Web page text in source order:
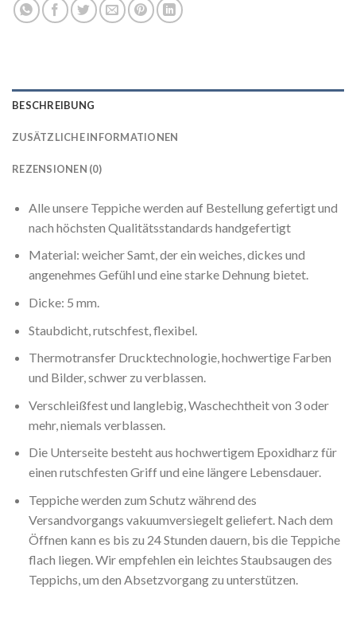
BESCHREIBUNG
ZUSÄTZLICHE INFORMATIONEN
REZENSIONEN (0)
Alle unsere Teppiche werden auf Bestellung gefertigt und
nach höchsten Qualitätsstandards handgefertigt
Material: weicher Samt, der ein weiches, dickes und
angenehmes Gefühl und eine starke Dehnung bietet.
Dicke: 5 mm.
Staubdicht, rutschfest, flexibel.
Thermotransfer Drucktechnologie, hochwertige Farben
und Bilder, schwer zu verblassen.
Verschleißfest und langlebig, Waschechtheit von 3 oder
mehr, niemals verblassen.
Die Unterseite besteht aus hochwertigem Epoxidharz für
einen rutschfesten Griff und eine längere Lebensdauer.
Teppiche werden zum Schutz während des
Versandvorgangs vakuumversiegelt geliefert. Nach dem
Öffnen kann es bis zu 24 Stunden dauern, bis die Teppiche
flach liegen. Wir empfehlen ein leichtes Staubsaugen des
Teppichs, um den Absetzvorgang zu unterstützen.